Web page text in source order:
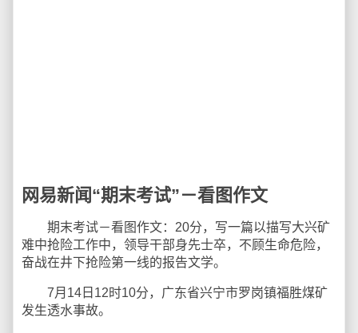
网易新闻“期末考试”－看图作文
期末考试－看图作文：20分，写一篇以描写大兴矿
难中抢险工作中，领导干部身先士卒，不顾生命危险，
奋战在井下抢险第一线的报告文学。
7月14日12时10分，广东省兴宁市罗岗镇福胜煤矿
发生透水事故。